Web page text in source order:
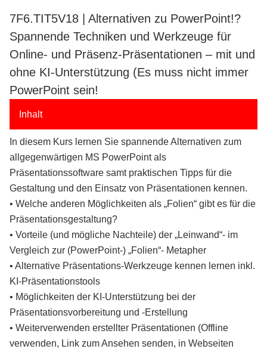
7F6.TIT5V18 | Alternativen zu PowerPoint!?
Spannende Techniken und Werkzeuge für
Online- und Präsenz-Präsentationen – mit und
ohne KI-Unterstützung (Es muss nicht immer
PowerPoint sein!
Inhalt
In diesem Kurs lernen Sie spannende Alternativen zum
allgegenwärtigen MS PowerPoint als
Präsentationssoftware samt praktischen Tipps für die
Gestaltung und den Einsatz von Präsentationen kennen.
• Welche anderen Möglichkeiten als „Folien“ gibt es für die
Präsentationsgestaltung?
• Vorteile (und mögliche Nachteile) der „Leinwand“- im
Vergleich zur (PowerPoint-) „Folien“- Metapher
• Alternative Präsentations-Werkzeuge kennen lernen inkl.
KI-Präsentationstools
• Möglichkeiten der KI-Unterstützung bei der
Präsentationsvorbereitung und -Erstellung
• Weiterverwenden erstellter Präsentationen (Offline
verwenden, Link zum Ansehen senden, in Webseiten